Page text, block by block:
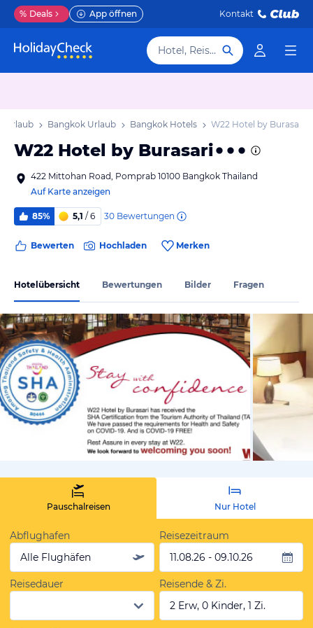
% Deals App öffnen Kontakt
Hotel, Reiseziel
Urlaub Bangkok Urlaub Bangkok Hotels W22 Hotel by Burasari
W22 Hotel by Burasari
422 Mittohan Road, Pomprab 10100 Bangkok Thailand
Auf Karte anzeigen
85% 5,1 / 6 30 Bewertungen
Bewerten Hochladen Merken
Hotelübersicht Bewertungen Bilder Fragen
vom
Pauschalreisen Nur Hotel
Abflughafen
Alle Flughäfen
Reisezeitraum
11.08.26 - 09.10.26
Reisedauer
Reisende & Zi.
2 Erw, 0 Kinder, 1 Zi.